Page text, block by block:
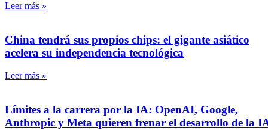
Leer más »
China tendrá sus propios chips: el gigante asiático
acelera su independencia tecnológica
Leer más »
Límites a la carrera por la IA: OpenAI, Google,
Anthropic y Meta quieren frenar el desarrollo de la